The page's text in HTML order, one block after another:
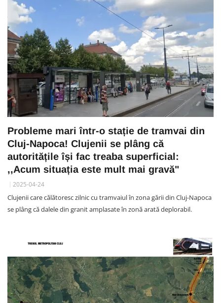
Probleme mari într-o stație de tramvai din
Cluj-Napoca! Clujenii se plâng că
autoritățile își fac treaba superficial:
,,Acum situația este mult mai gravă"
2025-04-24
Clujenii care călătoresc zilnic cu tramvaiul în zona gării din Cluj-Napoca
se plâng că dalele din granit amplasate în zonă arată deplorabil.